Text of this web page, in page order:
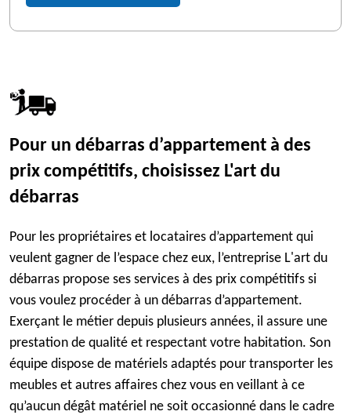
Pour un débarras d’appartement à des
prix compétitifs, choisissez L'art du
débarras
Pour les propriétaires et locataires d’appartement qui
veulent gagner de l’espace chez eux, l’entreprise L'art du
débarras propose ses services à des prix compétitifs si
vous voulez procéder à un débarras d’appartement.
Exerçant le métier depuis plusieurs années, il assure une
prestation de qualité et respectant votre habitation. Son
équipe dispose de matériels adaptés pour transporter les
meubles et autres affaires chez vous en veillant à ce
qu’aucun dégât matériel ne soit occasionné dans le cadre